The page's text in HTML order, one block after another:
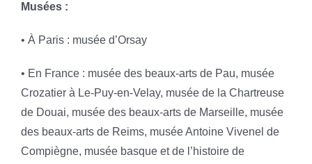
Musées :
• À Paris : musée d’Orsay
• En France : musée des beaux-arts de Pau, musée
Crozatier à Le-Puy-en-Velay, musée de la Chartreuse
de Douai, musée des beaux-arts de Marseille, musée
des beaux-arts de Reims, musée Antoine Vivenel de
Compiègne, musée basque et de l’histoire de